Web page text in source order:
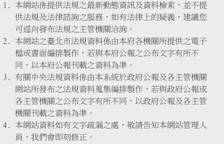
本網站係提供法規之最新動態資訊及資料檢索，並不提
供法規及法律諮詢之服務，如有法律上的疑義，建議您
可逕向發布法規之主管機關洽詢。
本網站之臺北市法規資料係由本府各機關所提供之電子
檔或書面編排製作，若與本府公報之公布文字有所不
同，以本府公報刊載之資料為準。
有關中央法規資料係由本系統於政府公報及各主管機關
網站所發布之法規資料蒐集編排製作，若與政府公報或
各主管機關之公布文字有所不同，以政府公報及各主管
機關刊載之資料為準。
本網站資料如有文字疏漏之處，敬請告知本網站管理人
員，我們會即刻修正。